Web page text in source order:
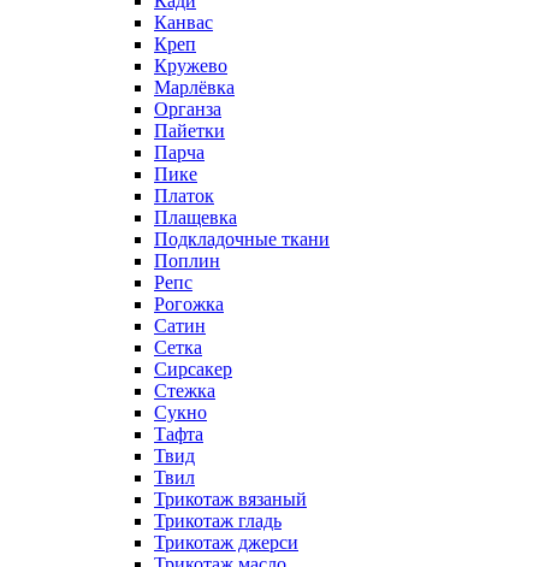
Канвас
Креп
Кружево
Марлёвка
Органза
Пайетки
Парча
Пике
Платок
Плащевка
Подкладочные ткани
Поплин
Репс
Рогожка
Сатин
Сетка
Сирсакер
Стежка
Сукно
Тафта
Твид
Твил
Трикотаж вязаный
Трикотаж гладь
Трикотаж джерси